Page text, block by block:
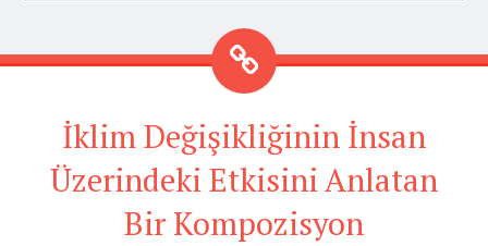
İklim Değişikliğinin İnsan
Üzerindeki Etkisini Anlatan
Bir Kompozisyon